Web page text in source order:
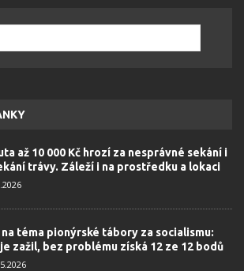
až 10 000 Kč hrozí za nesprávné sekání i
trávy. Záleží i na prostředku a lokaci
na téma pionýrské tábory za socialismu:
zažil, bez problému získá 12 ze 12 bodů